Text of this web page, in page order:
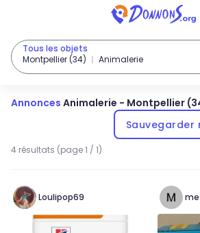
Tous les objets
Montpellier (34)
Animalerie
Annonces Animalerie - Montpellier
Sauvegarder
4 résultats (page 1 / 1)
Loulipop69